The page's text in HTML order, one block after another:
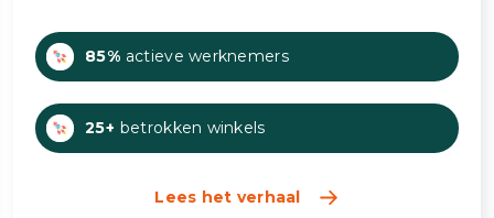
85% actieve werknemers
25+ betrokken winkels
Lees het verhaal